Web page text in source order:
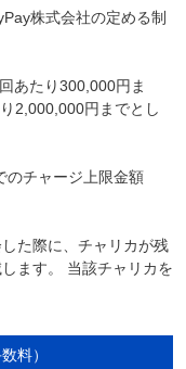
株式会社の定める制
あたり300,000円ま
2,000,000円までとし
のチャージ上限金額
た際に、チャリカが残
ます。 当該チャリカを
料）